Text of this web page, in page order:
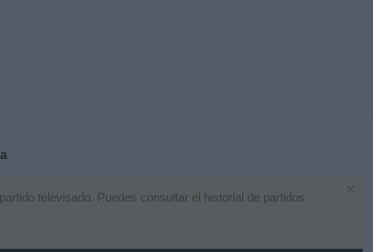
televisado. Puedes consultar el historial de partidos